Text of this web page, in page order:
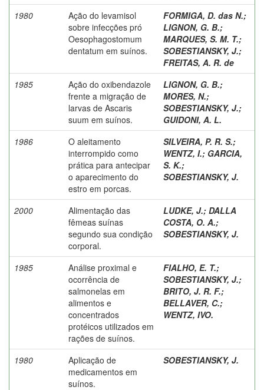
1980
Ação do levamisol
sobre infecções pró
Oesophagostomum
dentatum em suínos.
FORMIGA, D. das N.;
LIGNON, G. B.;
MARQUES, S. M. T.;
SOBESTIANSKY, J.;
FREITAS, A. R. de
1985
Ação do oxibendazole
frente a migração de
larvas de Ascaris
suum em suínos.
LIGNON, G. B.;
MORES, N.;
SOBESTIANSKY, J.;
GUIDONI, A. L.
1986
O aleitamento
interrompido como
prática para antecipar
o aparecimento do
estro em porcas.
SILVEIRA, P. R. S.;
WENTZ, I.; GARCIA,
S. K.;
SOBESTIANSKY, J.
2000
Alimentação das
fêmeas suínas
segundo sua condição
corporal.
LUDKE, J.; DALLA
COSTA, O. A.;
SOBESTIANSKY, J.
1985
Análise proximal e
ocorrência de
salmonelas em
alimentos e
concentrados
protéicos utilizados em
rações de suínos.
FIALHO, E. T.;
SOBESTIANSKY, J.;
BRITO, J. R. F.;
BELLAVER, C.;
WENTZ, IVO.
1980
Aplicação de
medicamentos em
suínos.
SOBESTIANSKY, J.